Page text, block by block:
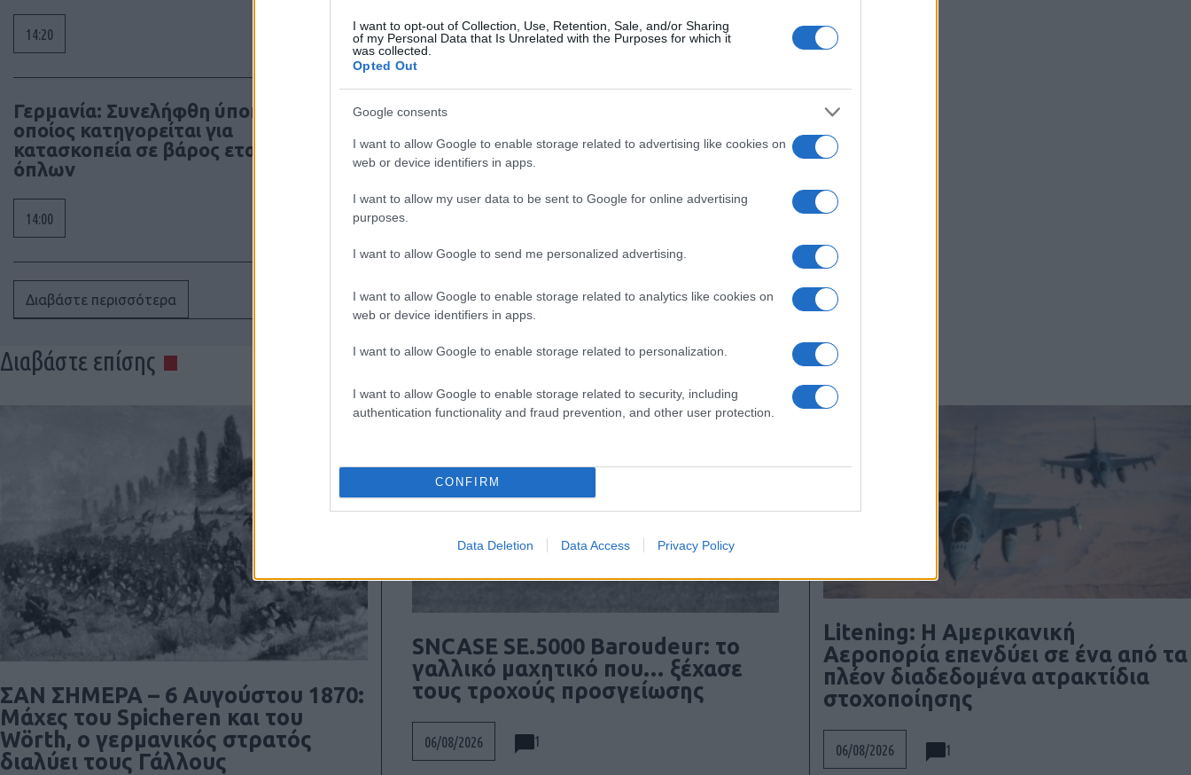
I want to opt-out of Collection, Use, Retention, Sale, and/or Sharing
of my Personal Data that Is Unrelated with the Purposes for which it
was collected.
Opted Out
Google consents
I want to allow Google to enable storage related to advertising like cookies on
web or device identifiers in apps.
I want to allow my user data to be sent to Google for online advertising
purposes.
I want to allow Google to send me personalized advertising.
I want to allow Google to enable storage related to analytics like cookies on
web or device identifiers in apps.
I want to allow Google to enable storage related to personalization.
I want to allow Google to enable storage related to security, including
authentication functionality and fraud prevention, and other user protection.
CONFIRM
Data Deletion Data Access Privacy Policy
14:20
Γερμανία: Συνελήφθη ύποπτος ο
οποίος κατηγορείται για
κατασκοπεία σε βάρος εταιρίας
όπλων
14:00
Διαβάστε περισσότερα
Διαβάστε επίσης
ΣΑΝ ΣΗΜΕΡΑ – 6 Αυγούστου 1870:
Μάχες του Spicheren και του
Wörth, ο γερμανικός στρατός
διαλύει τους Γάλλους
SNCASE SE.5000 Baroudeur: το
γαλλικό μαχητικό που… ξέχασε
τους τροχούς προσγείωσης
06/08/2026 1
Litening: Η Αμερικανική
Αεροπορία επενδύει σε ένα από τα
πλέον διαδεδομένα ατρακτίδια
στοχοποίησης
06/08/2026 1